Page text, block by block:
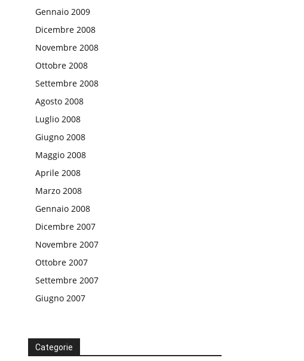
Gennaio 2009
Dicembre 2008
Novembre 2008
Ottobre 2008
Settembre 2008
Agosto 2008
Luglio 2008
Giugno 2008
Maggio 2008
Aprile 2008
Marzo 2008
Gennaio 2008
Dicembre 2007
Novembre 2007
Ottobre 2007
Settembre 2007
Giugno 2007
Categorie